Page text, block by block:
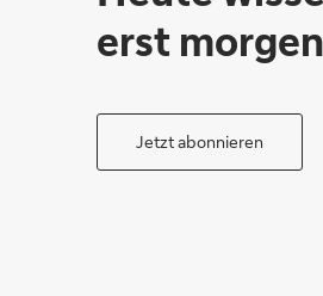
erst
Jetzt abonnieren